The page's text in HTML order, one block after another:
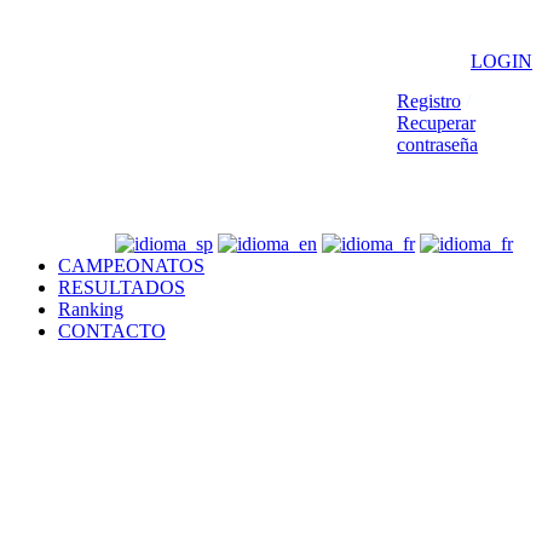
LOGIN
Registro
Recuperar
contraseña
CAMPEONATOS
RESULTADOS
Ranking
CONTACTO